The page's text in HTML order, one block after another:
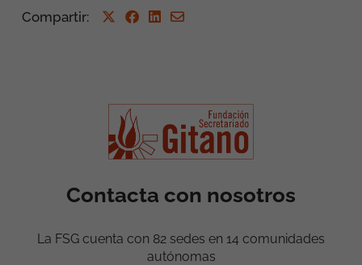
Compartir:
Contacta con nosotros
La FSG cuenta con 82 sedes en 14 comunidades
autónomas